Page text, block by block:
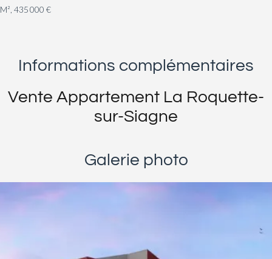
M², 435 000 €
Informations complémentaires
Vente Appartement La Roquette-
sur-Siagne
Galerie photo